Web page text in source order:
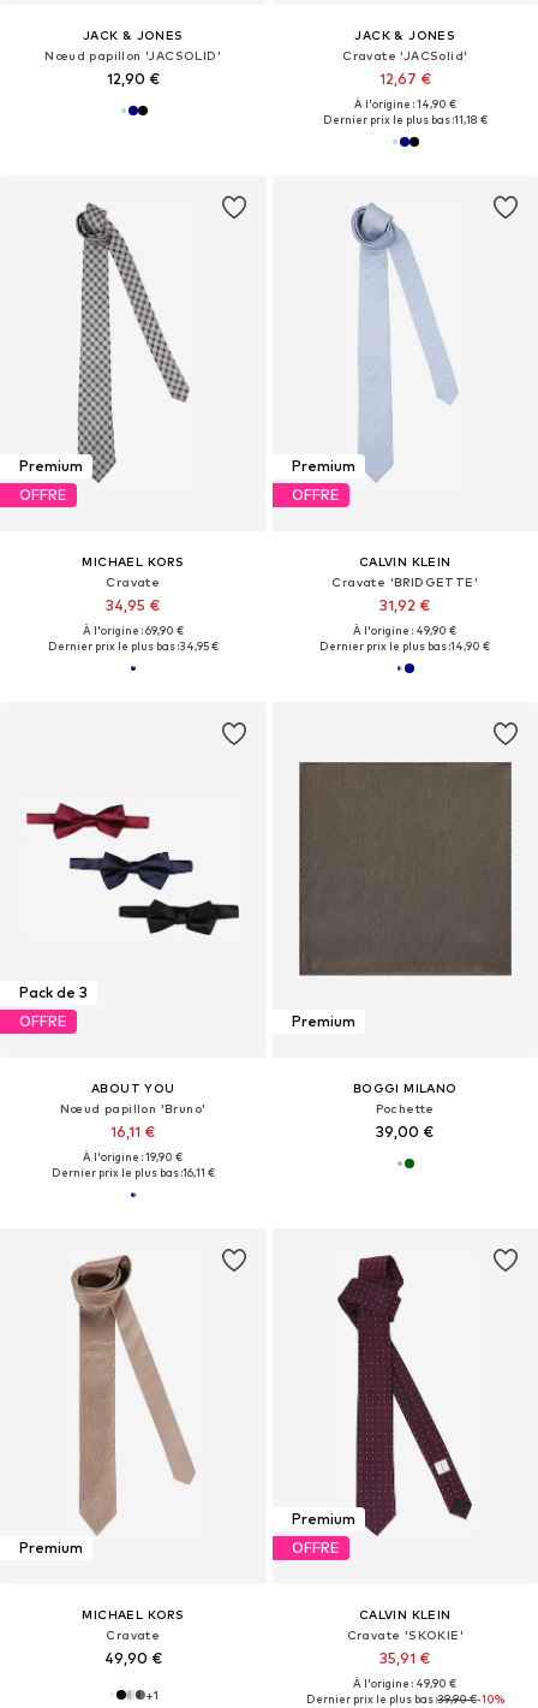
JACK & JONES
Nœud papillon 'JACSOLID'
12,90 €
JACK & JONES
Cravate 'JACSolid'
12,67 €
À l'origine : 14,90 €
Dernier prix le plus bas :11,18 €
Premium
OFFRE
MICHAEL KORS
Cravate
34,95 €
À l'origine : 69,90 €
Dernier prix le plus bas :34,95 €
Premium
OFFRE
CALVIN KLEIN
Cravate 'BRIDGETTE'
31,92 €
À l'origine : 49,90 €
Dernier prix le plus bas :14,90 €
Pack de 3
OFFRE
ABOUT YOU
Nœud papillon 'Bruno'
16,11 €
À l'origine : 19,90 €
Dernier prix le plus bas :16,11 €
Premium
BOGGI MILANO
Pochette
39,00 €
Premium
MICHAEL KORS
Cravate
49,90 €
+1
Premium
OFFRE
CALVIN KLEIN
Cravate 'SKOKIE'
35,91 €
À l'origine : 49,90 €
Dernier prix le plus bas :39,90 €-10%